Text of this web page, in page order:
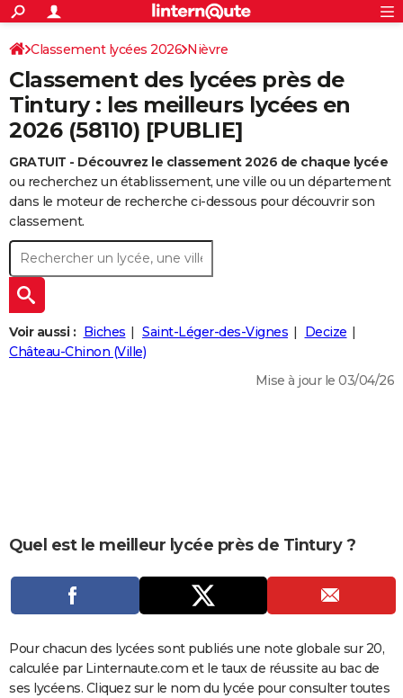
ACTUALITÉS
Politique
Société
Faits Divers
Education
Monde
Villes
+
SPORT
Coupe du monde 2026
Football
Tennis
Cyclisme
Rugby
Forum
CULTURE
Programme TV
TNT
Streaming
Cinéma
Sorties cinéma
Musique
+
FINANCE
Retraite
Impôts
Epargne
Immobilier
Risques naturels par ville
Banque
Assurance
Crédit
AUTO
Essais
Réserver un essai
Citadines
Berlines
SUV
Forum auto
+
HIGH-TECH
BRICOLAGE
Forum
Aménagement intérieur
Extérieur
Cuisine
Salle de bains
Jardinage
Rangement
+WEEK-END
Guides de France
Escapades
Patrimoine
Expositions
Musées
Week-end nature
+
LIFESTYLE
Art de vivre
Bien-être
Loisirs
Mode
Modes de vie
+SANTE
Dictionnaire
Biographies
Expressions
Proverbes
PROGRAMME TV
COPAINS D'AVANT
S'inscrire
Se connecter
Lycées
Collèges
Primaires
Universités
Entreprises
Service militaire
Avis de recherche
AVIS DE DÉCÈS
S'inscrire
Connexion
Classement lycées 2026 Nièvre
Classement des lycées près de
Tintury : les meilleurs lycées en
2026 (58110) [PUBLIE]
GRATUIT - Découvrez le classement 2026 de chaque lycée
ou recherchez un établissement, une ville ou un département
dans le moteur de recherche ci-dessous pour découvrir son
classement.
Voir aussi : Biches Saint-Léger-des-Vignes
Decize
Château-Chinon (Ville)
Mise à jour le 03/04/26
Quel est le meilleur lycée près de Tintury ?
Pour chacun des lycées sont publiés une note globale sur 20,
calculée par Linternaute.com et le taux de réussite au bac de
ses lycéens. Cliquez sur le nom du lycée pour consulter toutes